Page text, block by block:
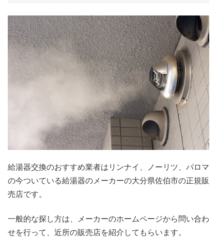
給湯器交換のおすすめ業者はリンナイ、ノーリツ、パロマ
の今ついている給湯器のメーカーの大分県佐伯市の正規販
売店です。
一般的な探し方は、メーカーのホームページから問い合わ
せを行って、近所の販売店を紹介してもらいます。